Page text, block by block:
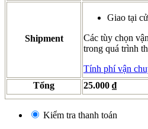
Shipment
Giao tại
Các tùy chọn
trong quá trình
Tính phí vận
Tổng
25.000 ₫
Kiểm tra thanh toán